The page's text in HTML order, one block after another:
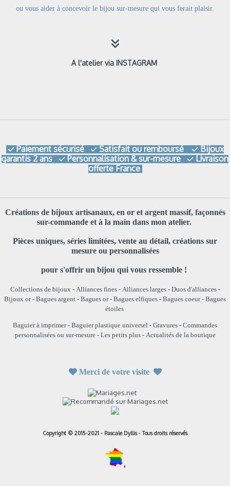
ou vous aider à concevoir le bijou sur-mesure qui vous ferait plaisir.

A l'atelier via INSTAGRAM
 Paiement sécurisé  Satisfait ou remboursé  Bijoux
garantis 2 ans
 Personnalisation & sur-mesure  Livraison
offerte France
Créations de bijoux artisanaux, en or et argent massif, façonnés
sur-commande et à la main dans mon atelier.
Pièces uniques, séries limitées, vente au détail, créations sur
mesure ou personnalisées
pour s'offrir un bijou qui vous ressemble !
Collections de bijoux- Alliances fines- Alliances larges- Duos d'alliances-
Bijoux or- Bagues argent - Bagues or- Bagues elfiques - Bagues coeur- Bagues
étoiles
Baguier à imprimer- Baguier plastique universel - Gravures - Commandes
personnalisées ou sur-mesure- Les petits plus- Actualités de la boutique
Merci de votre visite 
Copyright © 2015-2021 - Pascale Dyllis - Tous droits réservés